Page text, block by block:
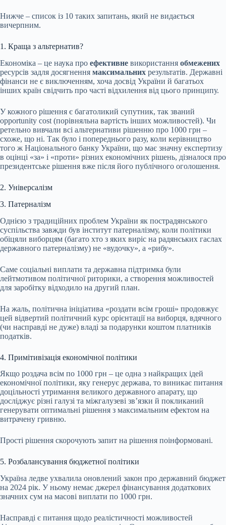
Нижче – список із 10 таких запитань, який не видається
вичерпним.
1. Краща з альтернатив?
Економіка – це наука про ефективне використання обмежених
ресурсів задля досягнення максимальних результатів. Державні
фінанси не є виключенням, хоча досвід України й багатьох
інших країн свідчить про часті відхилення від цього принципу.
У кожного рішення є багатоликий супутник, так званий
opportunity cost (порівняльна вартість інших можливостей). Чи
ретельно вивчали всі альтернативи рішенню про 1000 грн –
схоже, що ні. Так було і попереднього разу, коли керівництво
того ж Національного банку України, що має значну експертизу
в оцінці «за» і «проти» різних економічних рішень, дізналося про
президентське рішення вже після його публічного оголошення.
2. Універсалізм
3. Патерналізм
Однією з традиційних проблем України як пострадянського
суспільства завжди був інститут патерналізму, коли політики
обіцяли виборцям (багато хто з яких виріс на радянських гаслах
державного патерналізму) не «вудочку», а «рибу».
Саме соціальні виплати та державна підтримка були
лейтмотивом політичної риторики, а створення можливостей
для заробітку відходило на другий план.
На жаль, політична ініціатива «роздати всім гроші» продовжує
цей відвертий політичний курс орієнтації на виборця, вдячного
(чи насправді не дуже) владі за подарунки коштом платників
податків.
4. Примітивізація економічної політики
Якщо роздача всім по 1000 грн – це одна з найкращих ідей
економічної політики, яку генерує держава, то виникає питання
доцільності утримання великого державного апарату, що
досліджує різні галузі та міжгалузеві звʼязки й покликаний
генерувати оптимальні рішення з максимальним ефектом на
витрачену гривню.
Прості рішення скорочують запит на рішення поінформовані.
5. Розбалансування бюджетної політики
Україна ледве ухвалила оновлений закон про державний бюджет
на 2024 рік. У ньому немає джерел фінансування додаткових
значних сум на масові виплати по 1000 грн.
Насправді є питання щодо реалістичності можливостей